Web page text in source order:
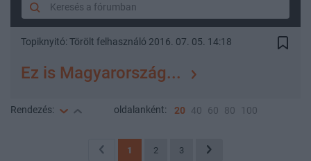
Topiknyitó: Törölt felhasználó 2016. 07. 05. 14:18
Ez is Magyarország...
Rendezés: oldalanként: 20 40 60 80 100
1 2 3